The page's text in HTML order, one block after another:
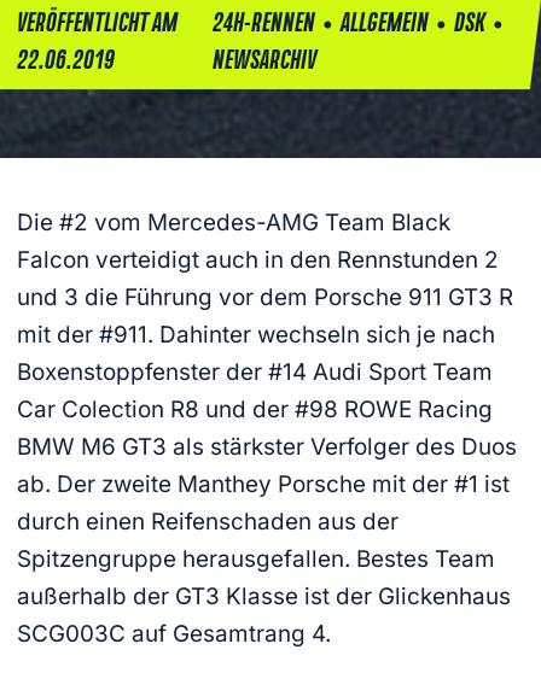
VERÖFFENTLICHT AM
22.06.2019
24H-RENNEN•ALLGEMEIN• DSK•
NEWSARCHIV
Die #2 vom Mercedes-AMG Team Black
Falcon verteidigt auch in den Rennstunden 2
und 3 die Führung vor dem Porsche 911 GT3 R
mit der #911. Dahinter wechseln sich je nach
Boxenstoppfenster der #14 Audi Sport Team
Car Colection R8 und der #98 ROWE Racing
BMW M6 GT3 als stärkster Verfolger des Duos
ab. Der zweite Manthey Porsche mit der #1 ist
durch einen Reifenschaden aus der
Spitzengruppe herausgefallen. Bestes Team
außerhalb der GT3 Klasse ist der Glickenhaus
SCG003C auf Gesamtrang 4.